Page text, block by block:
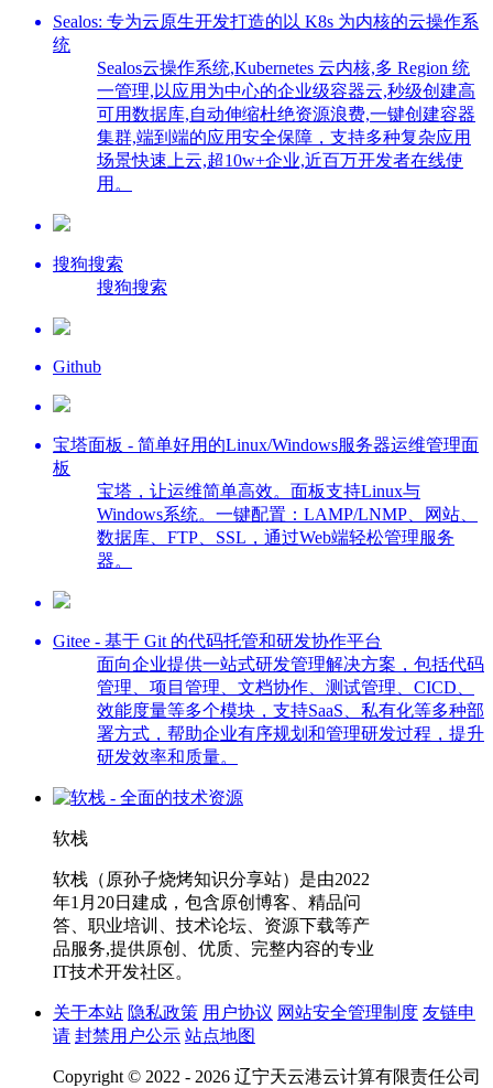
Sealos: 专为云原生开发打造的以 K8s 为内核的云操作系
统
Sealos云操作系统,Kubernetes 云内核,多 Region 统
一管理,以应用为中心的企业级容器云,秒级创建高
可用数据库,自动伸缩杜绝资源浪费,一键创建容器
集群,端到端的应用安全保障，支持多种复杂应用
场景快速上云,超10w+企业,近百万开发者在线使
用。
搜狗搜索
搜狗搜索
Github
宝塔面板 - 简单好用的Linux/Windows服务器运维管理面
板
宝塔，让运维简单高效。面板支持Linux与
Windows系统。一键配置：LAMP/LNMP、网站、
数据库、FTP、SSL，通过Web端轻松管理服务
器。
Gitee - 基于 Git 的代码托管和研发协作平台
面向企业提供一站式研发管理解决方案，包括代码
管理、项目管理、文档协作、测试管理、CICD、
效能度量等多个模块，支持SaaS、私有化等多种部
署方式，帮助企业有序规划和管理研发过程，提升
研发效率和质量。
软栈
软栈（原孙子烧烤知识分享站）是由2022
年1月20日建成，包含原创博客、精品问
答、职业培训、技术论坛、资源下载等产
品服务,提供原创、优质、完整内容的专业
IT技术开发社区。
关于本站 隐私政策 用户协议 网站安全管理制度 友链申
请 封禁用户公示 站点地图
Copyright © 2022 - 2026 辽宁天云港云计算有限责任公司